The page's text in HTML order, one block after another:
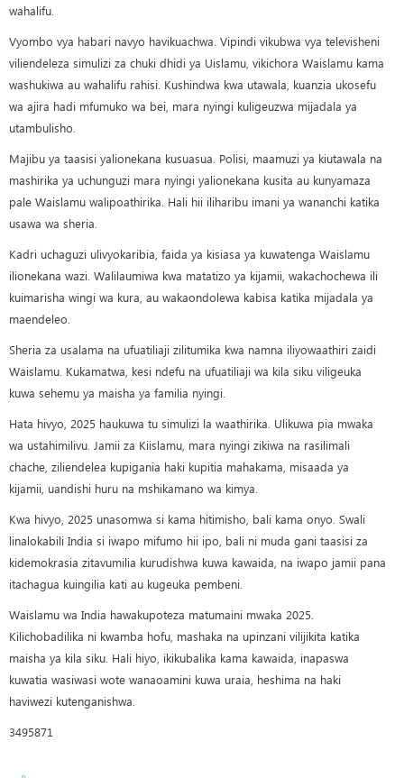
wahalifu.
Vyombo vya habari navyo havikuachwa. Vipindi vikubwa vya televisheni
viliendeleza simulizi za chuki dhidi ya Uislamu, vikichora Waislamu kama
washukiwa au wahalifu rahisi. Kushindwa kwa utawala, kuanzia ukosefu
wa ajira hadi mfumuko wa bei, mara nyingi kuligeuzwa mijadala ya
utambulisho.
Majibu ya taasisi yalionekana kusuasua. Polisi, maamuzi ya kiutawala na
mashirika ya uchunguzi mara nyingi yalionekana kusita au kunyamaza
pale Waislamu walipoathirika. Hali hii iliharibu imani ya wananchi katika
usawa wa sheria.
Kadri uchaguzi ulivyokaribia, faida ya kisiasa ya kuwatenga Waislamu
ilionekana wazi. Walilaumiwa kwa matatizo ya kijamii, wakachochewa ili
kuimarisha wingi wa kura, au wakaondolewa kabisa katika mijadala ya
maendeleo.
Sheria za usalama na ufuatiliaji zilitumika kwa namna iliyowaathiri zaidi
Waislamu. Kukamatwa, kesi ndefu na ufuatiliaji wa kila siku viligeuka
kuwa sehemu ya maisha ya familia nyingi.
Hata hivyo, 2025 haukuwa tu simulizi la waathirika. Ulikuwa pia mwaka
wa ustahimilivu. Jamii za Kiislamu, mara nyingi zikiwa na rasilimali
chache, ziliendelea kupigania haki kupitia mahakama, misaada ya
kijamii, uandishi huru na mshikamano wa kimya.
Kwa hivyo, 2025 unasomwa si kama hitimisho, bali kama onyo. Swali
linalokabili India si iwapo mifumo hii ipo, bali ni muda gani taasisi za
kidemokrasia zitavumilia kurudishwa kuwa kawaida, na iwapo jamii pana
itachagua kuingilia kati au kugeuka pembeni.
Waislamu wa India hawakupoteza matumaini mwaka 2025.
Kilichobadilika ni kwamba hofu, mashaka na upinzani vilijikita katika
maisha ya kila siku. Hali hiyo, ikikubalika kama kawaida, inapaswa
kuwatia wasiwasi wote wanaoamini kuwa uraia, heshima na haki
haviwezi kutenganishwa.
3495871